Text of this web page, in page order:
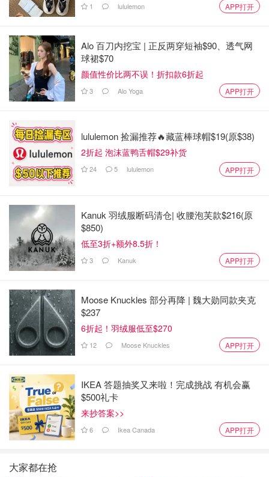
langley的winners里，CPB只有这两个，全部买了，今天去西
的面霜也只要30元，开罐12个月保质期，也是很划算的。同
样的，这个系列也停产了。...
Winners常见的超值好物
各类香水
winners的香水区真的很值得一逛，本人就在winners买到过
半折的Tiffany和帕尔马之水的香水~
化纤 11 查看原帖
今天下班去winners逛了逛 本来没想买啥只是看看结果花了
两百。。好货真的太多了！！香水区爆炸更新！以前一共可
能没十瓶，今天暴增！好多以前在这儿根本买不到的货居然
都有！香水狂怎么能不剁手?而且价格还是不错。...
1 lululemon APP打开
Alo 百刀内挖宝 | 正反两穿短袖$90、透气网
球裙$70
颜值性价比两不误！折扣款6折起
3 Alo Yoga APP打开
lululemon 捡漏推荐🔥藏蓝棒球帽$19(原$38)
2折起 泡沫蓝鸭舌帽$29补货
24 5 lululemon APP打开
Kanuk 羽绒服断码清仓| 收腰泡芙款$216(原
$850)
低至3折+额外8.5折！
3 Kanuk APP打开
Moose Knuckles 部分再降 | 魏大勋同款夹克
$237
6折起！羽绒服低至$270
12 Moose Knuckles APP打开
IKEA 答题抽奖又来啦！完成挑战 有机会赢
$500礼卡
来抄答案>>
6 Ikea Canada APP打开
大家都在抢